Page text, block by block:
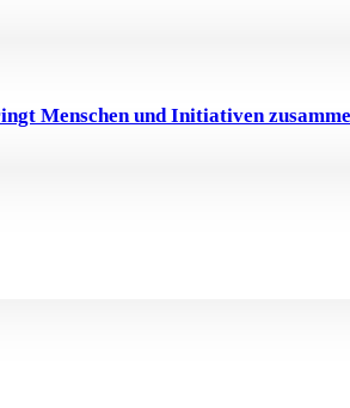
Menschen und Initiativen